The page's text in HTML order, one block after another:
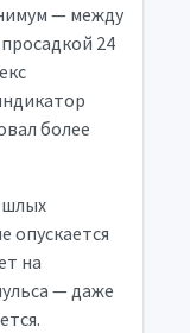
— между
24
более
опускается
на
— даже